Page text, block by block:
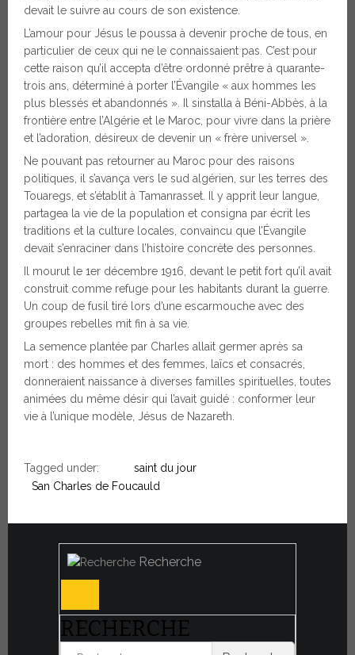
devait le suivre au cours de son existence.
L’amour pour Jésus le poussa à devenir proche de tous, en
particulier de ceux qui ne le connaissaient pas. C’est pour
cette raison qu’il accepta d’être ordonné prêtre à quarante-
trois ans, déterminé à porter l’Évangile « aux hommes les
plus blessés et abandonnés ». Il sinstalla à Béni-Abbès, à la
frontière entre l’Algérie et le Maroc, pour vivre dans la prière
et l’adoration, désireux de devenir un « frère universel ».
Ne pouvant pas retourner au Maroc pour des raisons
politiques, il s’avança vers le sud algérien, sur les terres des
Touaregs, et s’établit à Tamanrasset. Il y apprit leur langue,
partagea la vie de la population et consigna par écrit les
traditions et la culture locales, convaincu que l’Évangile
devait s’enraciner dans l’histoire concrète des personnes.
Il mourut le 1er décembre 1916, devant le petit fort qu’il avait
construit comme refuge pour les habitants durant la guerre.
Un coup de fusil tiré lors d’une escarmouche avec des
groupes rebelles mit fin à sa vie.
La semence plantée par Charles allait germer après sa
mort : des hommes et des femmes, laïcs et consacrés,
donneraient naissance à diverses familles spirituelles, toutes
animées du même désir qui l’avait guidé : conformer leur
vie à l’unique modèle, Jésus de Nazareth.
Tagged under:
saint du jour
San Charles de Foucauld
Recherche
RECHERCHE